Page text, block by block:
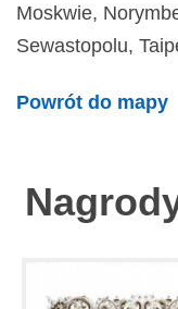
Moskwie,
Sewastopolu,
Powrót do mapy